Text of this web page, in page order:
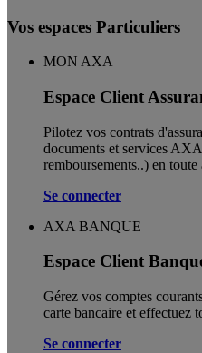
Vos espaces Particuliers
MON AXA
Espace Client
Pilotez vos contrats
documents et services
remboursements..) en toute
Se connecter
AXA BANQUE
Espace Client
Gérez vos comptes
carte bancaire et effectuez
Se connecter